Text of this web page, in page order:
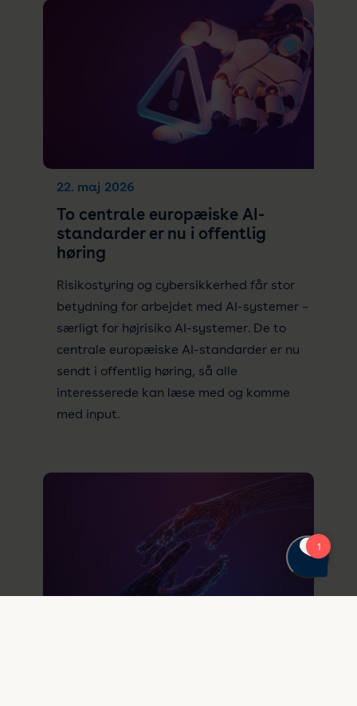
22. maj 2026
To centrale europæiske AI-
standarder er nu i offentlig
høring
Risikostyring og cybersikkerhed får stor
betydning for arbejdet med AI-systemer –
særligt for højrisiko AI-systemer. De to
centrale europæiske AI-standarder er nu
sendt i offentlig høring, så alle
interesserede kan læse med og komme
med input.